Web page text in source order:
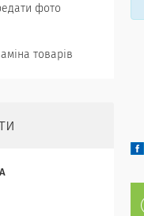
фото
товарів